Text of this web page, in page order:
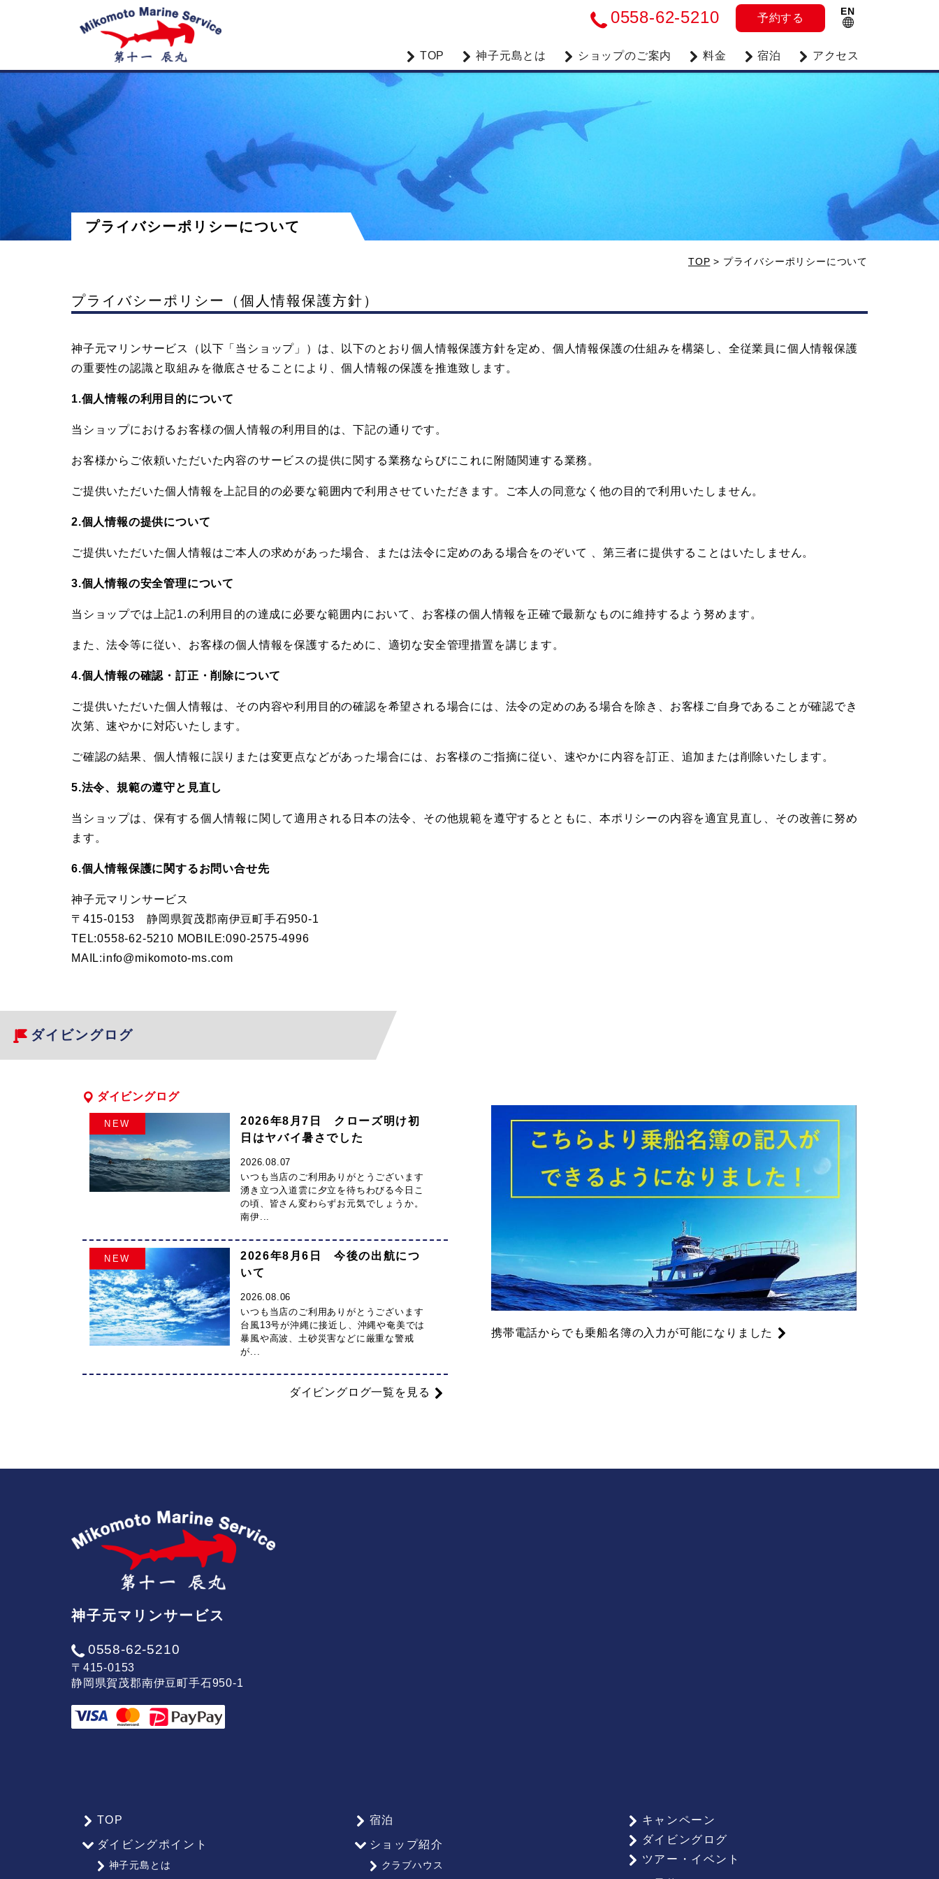
0558-62-5210 予約する
EN
神
子
島
ビ
グ
な
ら
神
元
マ
リ
ン
ー
ビ
ス
TOP 神子元島とは ショップのご案内 料金 宿泊 アクセス
プライバシーポリシーについて
TOP > プライバシーポリシーについて
プライバシーポリシー（個人情報保護方針）
神子元マリンサービス（以下「当ショップ」）は、以下のとおり個人情報保護方針を定め、個人情報保護の仕組みを構築し、全従業員に個人情報保護
の重要性の認識と取組みを徹底させることにより、個人情報の保護を推進致します。
1.個人情報の利用目的について
当ショップにおけるお客様の個人情報の利用目的は、下記の通りです。
お客様からご依頼いただいた内容のサービスの提供に関する業務ならびにこれに附随関連する業務。
ご提供いただいた個人情報を上記目的の必要な範囲内で利用させていただきます。ご本人の同意なく他の目的で利用いたしません。
2.個人情報の提供について
ご提供いただいた個人情報はご本人の求めがあった場合、または法令に定めのある場合をのぞいて 、第三者に提供することはいたしません。
3.個人情報の安全管理について
当ショップでは上記1.の利用目的の達成に必要な範囲内において、お客様の個人情報を正確で最新なものに維持するよう努めます。
また、法令等に従い、お客様の個人情報を保護するために、適切な安全管理措置を講じます。
4.個人情報の確認・訂正・削除について
ご提供いただいた個人情報は、その内容や利用目的の確認を希望される場合には、法令の定めのある場合を除き、お客様ご自身であることが確認でき
次第、速やかに対応いたします。
ご確認の結果、個人情報に誤りまたは変更点などがあった場合には、お客様のご指摘に従い、速やかに内容を訂正、追加または削除いたします。
5.法令、規範の遵守と見直し
当ショップは、保有する個人情報に関して適用される日本の法令、その他規範を遵守するとともに、本ポリシーの内容を適宜見直し、その改善に努め
ます。
6.個人情報保護に関するお問い合せ先
神子元マリンサービス
〒415-0153 静岡県賀茂郡南伊豆町手石950-1
TEL:0558-62-5210 MOBILE:090-2575-4996
MAIL:info@mikomoto-ms.com
ダイビングログ
ダイビングログ
2026年8月7日 クローズ明け初
日はヤバイ暑さでした
2026.08.07
いつも当店のご利用ありがとうございます
湧き立つ入道雲に夕立を待ちわびる今日こ
の頃、皆さん変わらずお元気でしょうか。
南伊...
NEW
2026年8月6日 今後の出航につ
いて
2026.08.06
いつも当店のご利用ありがとうございます
台風13号が沖縄に接近し、沖縄や奄美では
暴風や高波、土砂災害などに厳重な警戒
が...
NEW
ダイビングログ一覧を見る
携帯電話からでも乗船名簿の入力が可能になりました
神子元マリンサービス
0558-62-5210
〒415-0153
静岡県賀茂郡南伊豆町手石950-1
TOP
ダイビングポイント
神子元島とは
宿泊
ショップ紹介
クラブハウス
キャンペーン
ダイビングログ
ツアー・イベント